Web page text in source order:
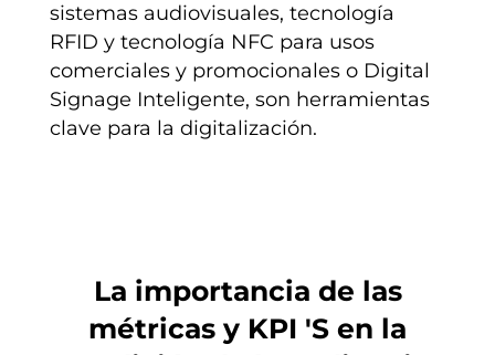
sistemas audiovisuales, tecnología
RFID y tecnología NFC para usos
comerciales y promocionales o Digital
Signage Inteligente, son herramientas
clave para la digitalización.
La importancia de las
métricas y KPI 'S en la